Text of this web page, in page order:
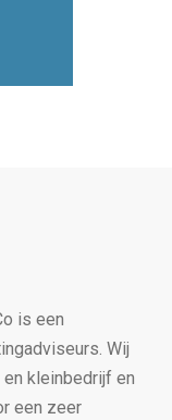
is een
Wij
kleinbedrijf en
een zeer